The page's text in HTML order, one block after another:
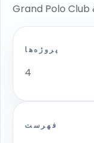
Grand Polo Club
پروژه‌ها
4
فهرست